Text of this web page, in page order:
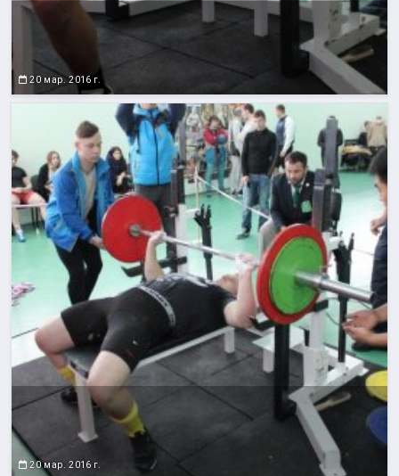
20 мар. 2016 г.
20 мар. 2016 г.